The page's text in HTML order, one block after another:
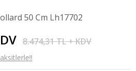
50 Cm Lh17702
8.474,31 TL + KDV